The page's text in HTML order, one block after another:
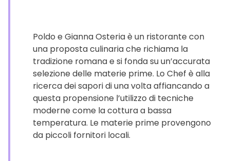
Poldo e Gianna Osteria è un ristorante con
una proposta culinaria che richiama la
tradizione romana e si fonda su un’accurata
selezione delle materie prime. Lo Chef è alla
ricerca dei sapori di una volta affiancando a
questa propensione l’utilizzo di tecniche
moderne come la cottura a bassa
temperatura. Le materie prime provengono
da piccoli fornitori locali.